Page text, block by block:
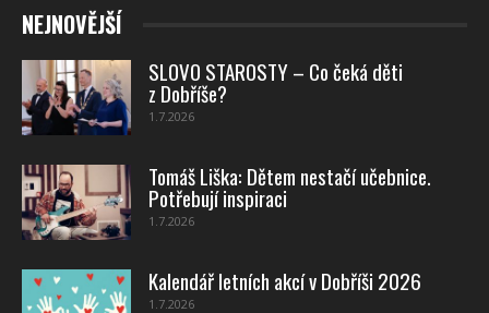
NEJNOVĚJŠÍ
SLOVO STAROSTY – Co čeká děti
z Dobříše?
1.7.2026
Tomáš Liška: Dětem nestačí učebnice.
Potřebují inspiraci
1.7.2026
Kalendář letních akcí v Dobříši 2026
1.7.2026